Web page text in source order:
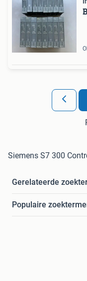
Siemens S7 300
Gerelateerde
Populaire